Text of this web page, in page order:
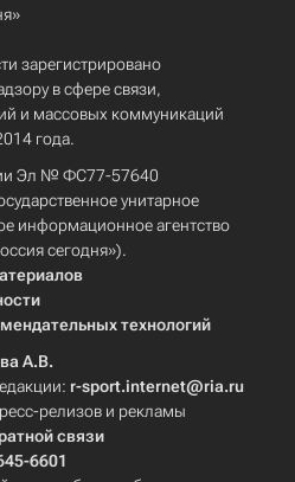
зарегистрировано
в сфере связи,
и массовых коммуникаций
года.
Эл № ФС77-57640
унитарное
информационное агентство
сегодня»).
технологий
А.В.
r-sport.internet@ria.ru
релизов и рекламы
связи
6601